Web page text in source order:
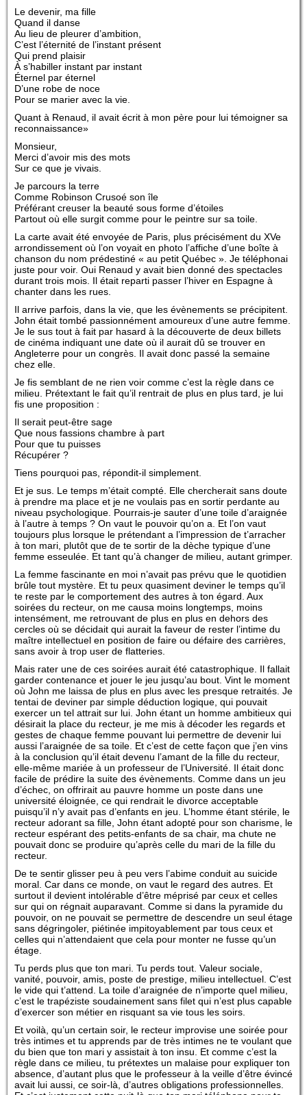
Le devenir, ma fille
Quand il danse
Au lieu de pleurer d’ambition,
C’est l’éternité de l’instant présent
Qui prend plaisir
À s’habiller instant par instant
Éternel par éternel
D’une robe de noce
Pour se marier avec la vie.
Quant à Renaud, il avait écrit à mon père pour lui témoigner sa
reconnaissance»
Monsieur,
Merci d’avoir mis des mots
Sur ce que je vivais.
Je parcours la terre
Comme Robinson Crusoé son île
Préférant creuser la beauté sous forme d’étoiles
Partout où elle surgit comme pour le peintre sur sa toile.
La carte avait été envoyée de Paris, plus précisément du XVe
arrondissement où l’on voyait en photo l’affiche d’une boîte à
chanson du nom prédestiné « au petit Québec ». Je téléphonai
juste pour voir. Oui Renaud y avait bien donné des spectacles
durant trois mois. Il était reparti passer l’hiver en Espagne à
chanter dans les rues.
Il arrive parfois, dans la vie, que les évènements se précipitent.
John était tombé passionnément amoureux d’une autre femme.
Je le sus tout à fait par hasard à la découverte de deux billets
de cinéma indiquant une date où il aurait dû se trouver en
Angleterre pour un congrès. Il avait donc passé la semaine
chez elle.
Je fis semblant de ne rien voir comme c’est la règle dans ce
milieu. Prétextant le fait qu’il rentrait de plus en plus tard, je lui
fis une proposition :
Il serait peut-être sage
Que nous fassions chambre à part
Pour que tu puisses
Récupérer ?
Tiens pourquoi pas, répondit-il simplement.
Et je sus. Le temps m’était compté. Elle chercherait sans doute
à prendre ma place et je ne voulais pas en sortir perdante au
niveau psychologique. Pourrais-je sauter d’une toile d’araignée
à l’autre à temps ? On vaut le pouvoir qu’on a. Et l’on vaut
toujours plus lorsque le prétendant a l’impression de t’arracher
à ton mari, plutôt que de te sortir de la dèche typique d’une
femme esseulée. Et tant qu’à changer de milieu, autant grimper.
La femme fascinante en moi n’avait pas prévu que le quotidien
brûle tout mystère. Et tu peux quasiment deviner le temps qu’il
te reste par le comportement des autres à ton égard. Aux
soirées du recteur, on me causa moins longtemps, moins
intensément, me retrouvant de plus en plus en dehors des
cercles où se décidait qui aurait la faveur de rester l’intime du
maître intellectuel en position de faire ou défaire des carrières,
sans avoir à trop user de flatteries.
Mais rater une de ces soirées aurait été catastrophique. Il fallait
garder contenance et jouer le jeu jusqu’au bout. Vint le moment
où John me laissa de plus en plus avec les presque retraités. Je
tentai de deviner par simple déduction logique, qui pouvait
exercer un tel attrait sur lui. John étant un homme ambitieux qui
désirait la place du recteur, je me mis à décoder les regards et
gestes de chaque femme pouvant lui permettre de devenir lui
aussi l’araignée de sa toile. Et c’est de cette façon que j’en vins
à la conclusion qu’il était devenu l’amant de la fille du recteur,
elle-même mariée à un professeur de l’Université. Il était donc
facile de prédire la suite des évènements. Comme dans un jeu
d’échec, on offrirait au pauvre homme un poste dans une
université éloignée, ce qui rendrait le divorce acceptable
puisqu’il n’y avait pas d’enfants en jeu. L’homme étant stérile, le
recteur adorant sa fille, John étant adopté pour son charisme, le
recteur espérant des petits-enfants de sa chair, ma chute ne
pouvait donc se produire qu’après celle du mari de la fille du
recteur.
De te sentir glisser peu à peu vers l’abime conduit au suicide
moral. Car dans ce monde, on vaut le regard des autres. Et
surtout il devient intolérable d’être méprisé par ceux et celles
sur qui on régnait auparavant. Comme si dans la pyramide du
pouvoir, on ne pouvait se permettre de descendre un seul étage
sans dégringoler, piétinée impitoyablement par tous ceux et
celles qui n’attendaient que cela pour monter ne fusse qu’un
étage.
Tu perds plus que ton mari. Tu perds tout. Valeur sociale,
vanité, pouvoir, amis, poste de prestige, milieu intellectuel. C’est
le vide qui t’attend. La toile d’araignée de n’importe quel milieu,
c’est le trapéziste soudainement sans filet qui n’est plus capable
d’exercer son métier en risquant sa vie tous les soirs.
Et voilà, qu’un certain soir, le recteur improvise une soirée pour
très intimes et tu apprends par de très intimes ne te voulant que
du bien que ton mari y assistait à ton insu. Et comme c’est la
règle dans ce milieu, tu prétextes un malaise pour expliquer ton
absence, d’autant plus que le professeur à la veille d’être évincé
avait lui aussi, ce soir-là, d’autres obligations professionnelles.